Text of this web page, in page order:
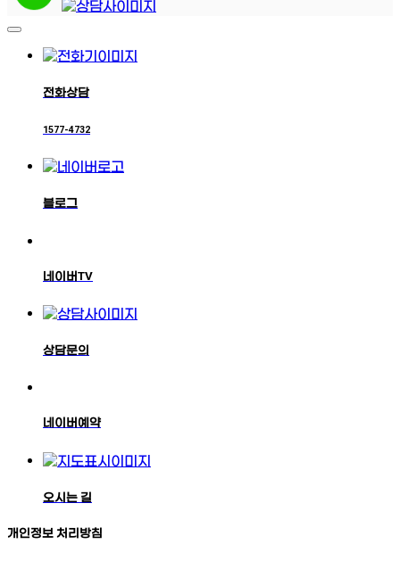
전화상담
1577-4732
블로그
네이버TV
상담문의
네이버예약
오시는 길
개인정보 처리방침